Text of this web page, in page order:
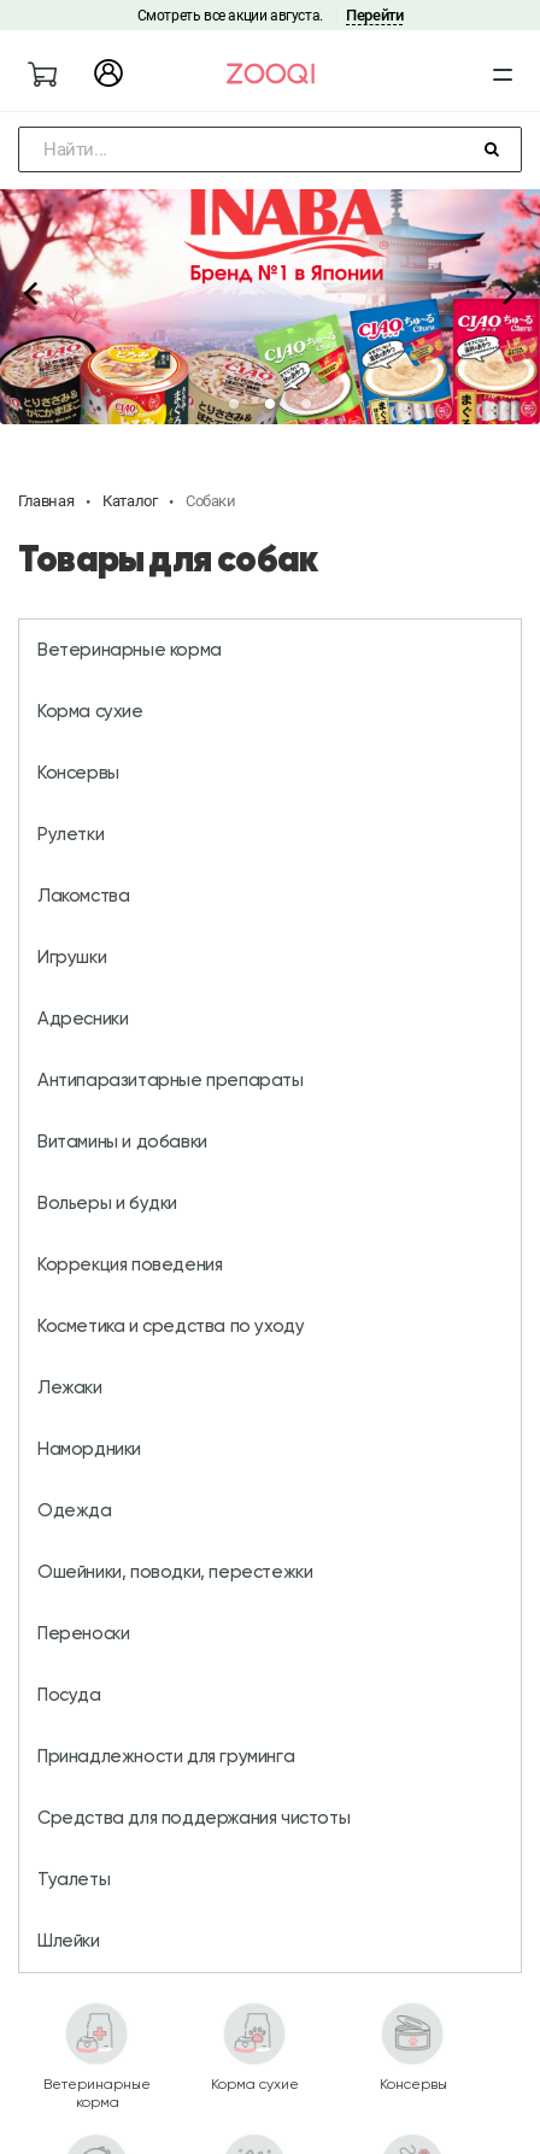
Смотреть все акции августа. Перейти
Найти...
Главная Каталог Собаки
Товары для собак
Ветеринарные корма
Корма сухие
Консервы
Рулетки
Лакомства
Игрушки
Адресники
Антипаразитарные препараты
Витамины и добавки
Вольеры и будки
Коррекция поведения
Косметика и средства по уходу
Лежаки
Намордники
Одежда
Ошейники, поводки, перестежки
Переноски
Посуда
Принадлежности для груминга
Средства для поддержания чистоты
Туалеты
Шлейки
Ветеринарные
корма
Корма сухие Консервы